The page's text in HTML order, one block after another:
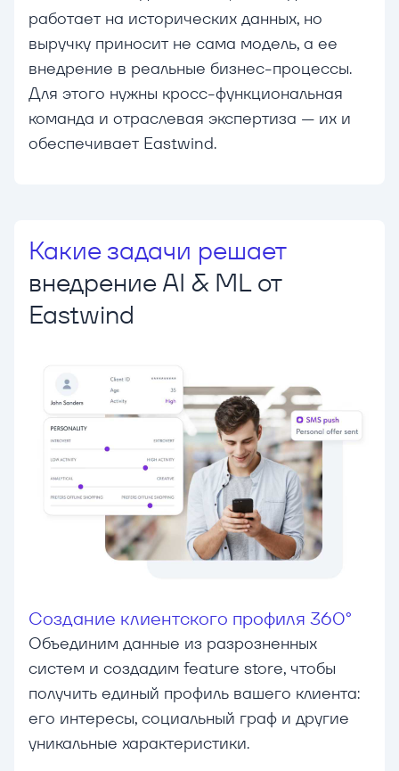
работает на исторических данных, но
выручку приносит не сама модель, а ее
внедрение в реальные бизнес-процессы.
Для этого нужны кросс-функциональная
команда и отраслевая экспертиза — их и
обеспечивает Eastwind.
Какие задачи решает
внедрение AI & ML от
Eastwind
Создание клиентского профиля 360°
Объединим данные из разрозненных
систем и создадим feature store, чтобы
получить единый профиль вашего клиента:
его интересы, социальный граф и другие
уникальные характеристики.